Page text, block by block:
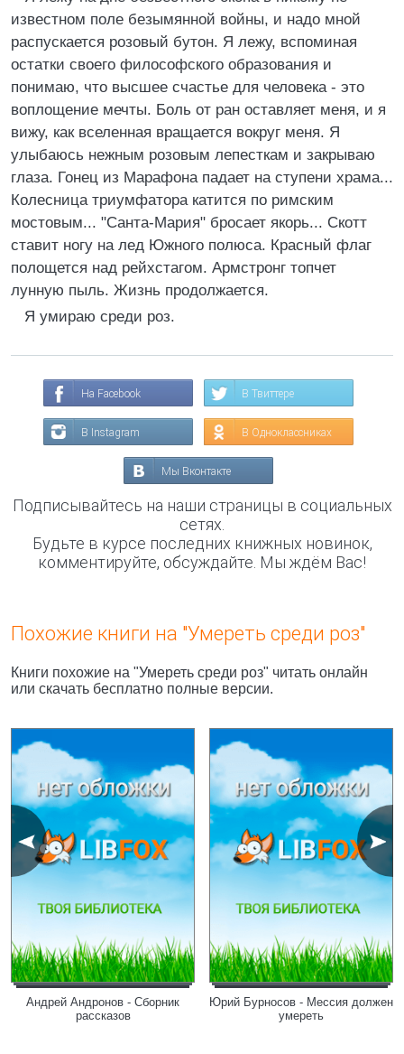
известном поле безымянной войны, и надо мной
распускается розовый бутон. Я лежу, вспоминая
остатки своего философского образования и
понимаю, что высшее счастье для человека - это
воплощение мечты. Боль от ран оставляет меня, и я
вижу, как вселенная вращается вокруг меня. Я
улыбаюсь нежным розовым лепесткам и закрываю
глаза. Гонец из Марафона падает на ступени храма...
Колесница триумфатора катится по римским
мостовым... "Санта-Мария" бросает якорь... Скотт
ставит ногу на лед Южного полюса. Красный флаг
полощется над рейхстагом. Армстронг топчет
лунную пыль. Жизнь продолжается.
Я умираю среди роз.
На Facebook В Твиттере
В Instagram В Одноклассниках
Мы Вконтакте
Подписывайтесь на наши страницы в социальных
сетях.
Будьте в курсе последних книжных новинок,
комментируйте, обсуждайте. Мы ждём Вас!
Похожие книги на "Умереть среди роз"
Книги похожие на "Умереть среди роз" читать онлайн
или скачать бесплатно полные версии.
Андрей Андронов - Сборник
рассказов
Юрий Бурносов - Мессия должен
умереть